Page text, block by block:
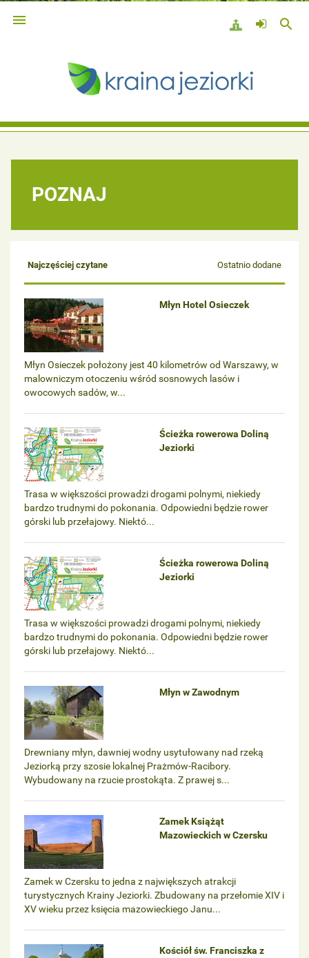
 search
POZNAJ
Najczęściej czytane Ostatnio dodane
Młyn Hotel Osieczek
Młyn Osieczek położony jest 40 kilometrów od Warszawy, w
malowniczym otoczeniu wśród sosnowych lasów i
owocowych sadów, w...
Ścieżka rowerowa Doliną
Jeziorki
Trasa w większości prowadzi drogami polnymi, niekiedy
bardzo trudnymi do pokonania. Odpowiedni będzie rower
górski lub przełajowy. Niektó...
Ścieżka rowerowa Doliną
Jeziorki
Trasa w większości prowadzi drogami polnymi, niekiedy
bardzo trudnymi do pokonania. Odpowiedni będzie rower
górski lub przełajowy. Niektó...
Młyn w Zawodnym
Drewniany młyn, dawniej wodny usytułowany nad rzeką
Jeziorką przy szosie lokalnej Prażmów-Racibory.
Wybudowany na rzucie prostokąta. Z prawej s...
Zamek Książąt
Mazowieckich w Czersku
Zamek w Czersku to jedna z największych atrakcji
turystycznych Krainy Jeziorki. Zbudowany na przełomie XIV i
XV wieku przez księcia mazowieckiego Janu...
Kościół św. Franciszka z